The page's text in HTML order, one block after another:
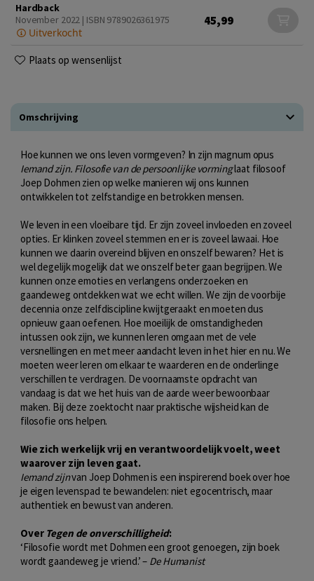
Hardback
November 2022 | ISBN 9789026361975
Uitverkocht
45,99
Plaats op wensenlijst
Omschrijving
Hoe kunnen we ons leven vormgeven? In zijn magnum opus
Iemand zijn. Filosofie van de persoonlijke vorminglaat filosoof
Joep Dohmen zien op welke manieren wij ons kunnen
ontwikkelen tot zelfstandige en betrokken mensen.
We leven in een vloeibare tijd. Er zijn zoveel invloeden en zoveel
opties. Er klinken zoveel stemmen en er is zoveel lawaai. Hoe
kunnen we daarin overeind blijven en onszelf bewaren? Het is
wel degelijk mogelijk dat we onszelf beter gaan begrijpen. We
kunnen onze emoties en verlangens onderzoeken en
gaandeweg ontdekken wat we echt willen. We zijn de voorbije
decennia onze zelfdiscipline kwijtgeraakt en moeten dus
opnieuw gaan oefenen. Hoe moeilijk de omstandigheden
intussen ook zijn, we kunnen leren omgaan met de vele
versnellingen en met meer aandacht leven in het hier en nu. We
moeten weer leren om elkaar te waarderen en de onderlinge
verschillen te verdragen. De voornaamste opdracht van
vandaag is dat we het huis van de aarde weer bewoonbaar
maken. Bij deze zoektocht naar praktische wijsheid kan de
filosofie ons helpen.
Wie zich werkelijk vrij en verantwoordelijk voelt, weet
waarover zijn leven gaat.
Iemand zijnvan Joep Dohmen is een inspirerend boek over hoe
je eigen levenspad te bewandelen: niet egocentrisch, maar
authentiek en bewust van anderen.
OverTegen de onverschilligheid:
‘Filosofie wordt met Dohmen een groot genoegen, zijn boek
wordt gaandeweg je vriend.’ – De Humanist